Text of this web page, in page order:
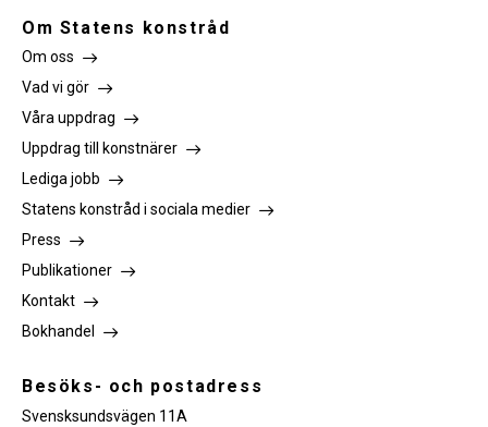
Om Statens konstråd
Om oss
Vad vi gör
Våra uppdrag
Uppdrag till konstnärer
Lediga jobb
Statens konstråd i sociala medier
Press
Publikationer
Kontakt
Bokhandel
Besöks- och postadress
Svensksundsvägen 11A